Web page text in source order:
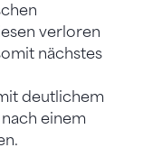
verloren
nächstes
deutlichem
einem